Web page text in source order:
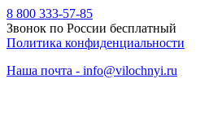
8 800 333-57-85
Звонок по России бесплатный
Политика конфиденциальности
Наша почта - info@vilochnyi.ru